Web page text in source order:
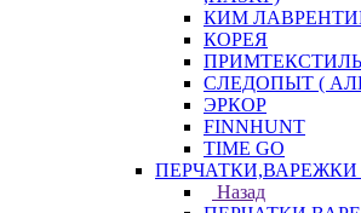
КИМ
КОРЕЯ
ПРИМТЕКСТИЛЬ
СЛЕДОПЫТ (
ЭРКОР
FINNHUNT
TIME GO
ПЕРЧАТКИ,ВАРЕЖКИ
Назад